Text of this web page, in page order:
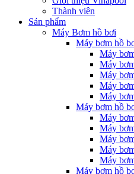
Thành viên
Sản phẩm
Máy Bơm hồ bơi
Máy bơm hồ
Máy
Máy
Máy
Máy
Máy
Máy bơm hồ
Máy
Máy
Máy
Máy
Máy
Máy bơm hồ